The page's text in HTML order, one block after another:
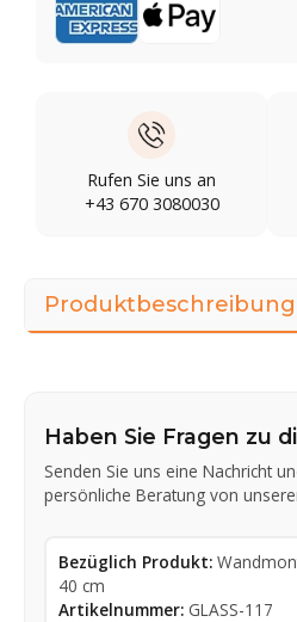
Rufen Sie uns an
+43 670 3080030
Produktbeschreibung
Haben Sie Fragen zu
Senden Sie uns eine Nachricht
persönliche Beratung von
Bezüglich Produkt:
40 cm
Artikelnummer: GLASS-117